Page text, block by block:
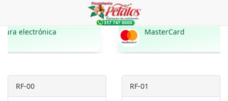
MasterCard
RF-00 RF-01